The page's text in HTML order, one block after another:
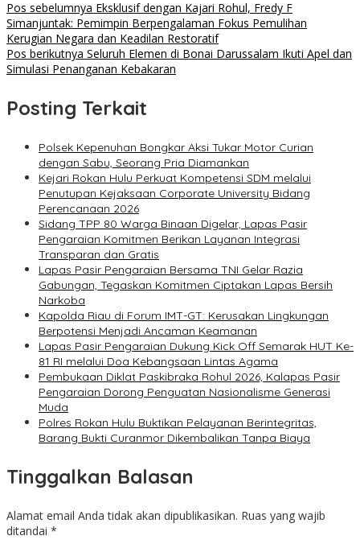
Navigasi
pos
Pos sebelumnya Eksklusif dengan Kajari Rohul, Fredy F
Simanjuntak: Pemimpin Berpengalaman Fokus Pemulihan
Kerugian Negara dan Keadilan Restoratif
Pos berikutnya Seluruh Elemen di Bonai Darussalam Ikuti Apel dan
Simulasi Penanganan Kebakaran
Posting Terkait
Polsek Kepenuhan Bongkar Aksi Tukar Motor Curian
dengan Sabu, Seorang Pria Diamankan
Kejari Rokan Hulu Perkuat Kompetensi SDM melalui
Penutupan Kejaksaan Corporate University Bidang
Perencanaan 2026
Sidang TPP 80 Warga Binaan Digelar, Lapas Pasir
Pengaraian Komitmen Berikan Layanan Integrasi
Transparan dan Gratis
Lapas Pasir Pengaraian Bersama TNI Gelar Razia
Gabungan, Tegaskan Komitmen Ciptakan Lapas Bersih
Narkoba
Kapolda Riau di Forum IMT-GT: Kerusakan Lingkungan
Berpotensi Menjadi Ancaman Keamanan
Lapas Pasir Pengaraian Dukung Kick Off Semarak HUT Ke-
81 RI melalui Doa Kebangsaan Lintas Agama
Pembukaan Diklat Paskibraka Rohul 2026, Kalapas Pasir
Pengaraian Dorong Penguatan Nasionalisme Generasi
Muda
Polres Rokan Hulu Buktikan Pelayanan Berintegritas,
Barang Bukti Curanmor Dikembalikan Tanpa Biaya
Tinggalkan Balasan
Alamat email Anda tidak akan dipublikasikan. Ruas yang wajib
ditandai *